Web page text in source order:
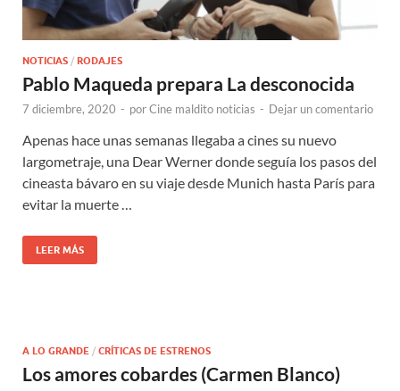
NOTICIAS / RODAJES
Pablo Maqueda prepara La desconocida
7 diciembre, 2020 - porCine maldito noticias - Dejar un comentario
Apenas hace unas semanas llegaba a cines su nuevo
largometraje, una Dear Werner donde seguía los pasos del
cineasta bávaro en su viaje desde Munich hasta París para
evitar la muerte …
LEER MÁS
A LO GRANDE / CRÍTICAS DE ESTRENOS
Los amores cobardes (Carmen Blanco)